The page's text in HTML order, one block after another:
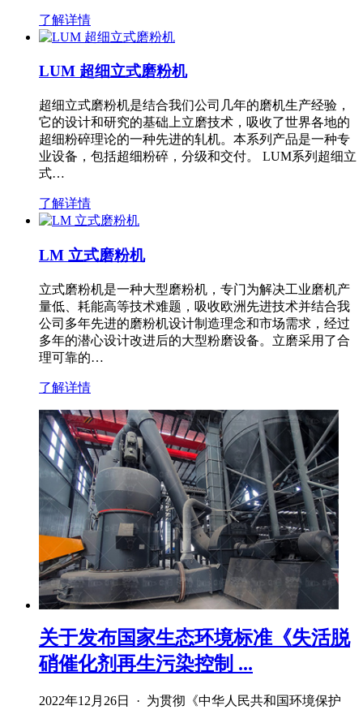
了解详情
LUM 超细立式磨粉机
超细立式磨粉机是结合我们公司几年的磨机生产经验，
它的设计和研究的基础上立磨技术，吸收了世界各地的
超细粉碎理论的一种先进的轧机。本系列产品是一种专
业设备，包括超细粉碎，分级和交付。 LUM系列超细立
式…
了解详情
LM 立式磨粉机
立式磨粉机是一种大型磨粉机，专门为解决工业磨机产
量低、耗能高等技术难题，吸收欧洲先进技术并结合我
公司多年先进的磨粉机设计制造理念和市场需求，经过
多年的潜心设计改进后的大型粉磨设备。立磨采用了合
理可靠的…
了解详情
关于发布国家生态环境标准《失活脱
硝催化剂再生污染控制 ...
2022年12月26日 · 为贯彻《中华人民共和国环境保护